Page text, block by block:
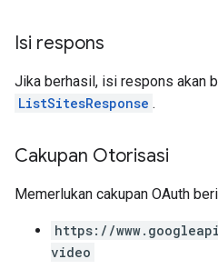
Isi respons
Jika berhasil, isi respons akan
ListSitesResponse .
Cakupan Otorisasi
Memerlukan cakupan OAuth
https://
video